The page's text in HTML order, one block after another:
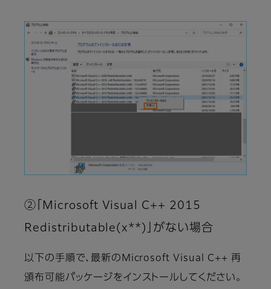
②「Microsoft Visual C++ 2015
Redistributable(x**)」がない場合
以下の手順で、最新のMicrosoft Visual C++ 再
頒布可能パッケージをインストールしてください。